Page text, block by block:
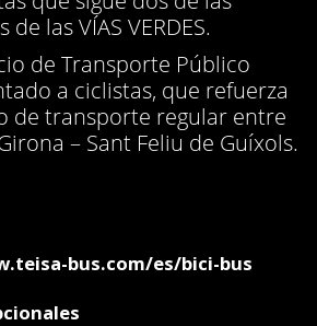
las VÍAS VERDES.
de Transporte Público
a ciclistas, que refuerza
de transporte regular entre
– Sant Feliu de Guíxols.
bus.com/es/bici-bus